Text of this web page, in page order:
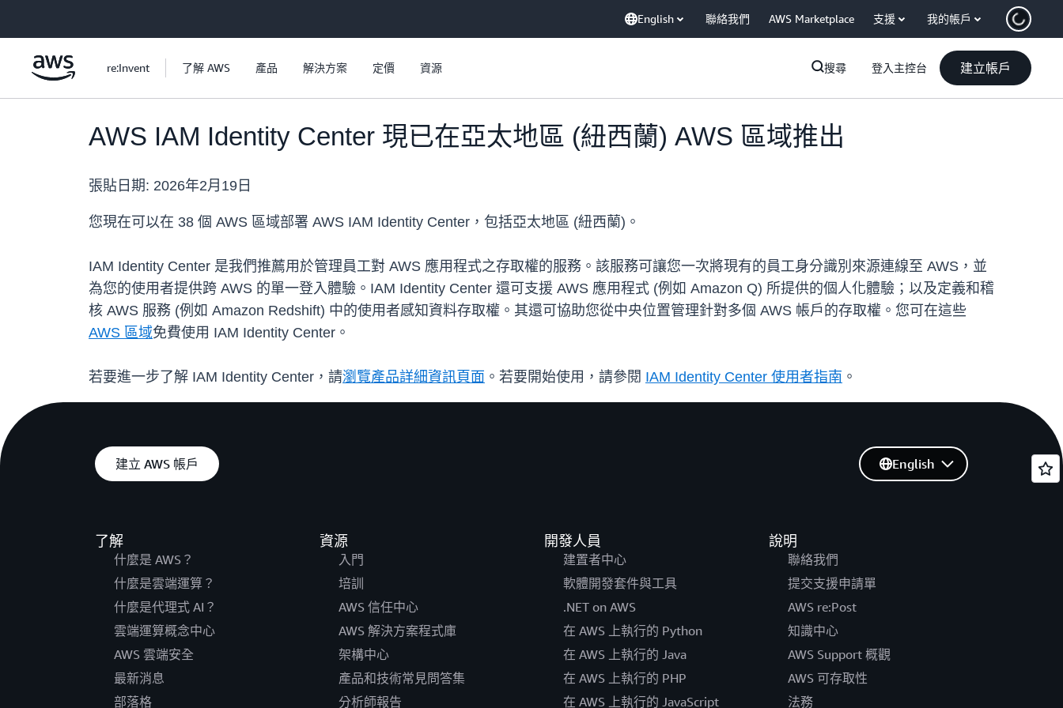
English 聯絡我們 AWS Marketplace 支援 我的帳戶
re:Invent 了解 AWS 產品 解決方案 定價 資源 搜尋 登入主控台 建立帳戶
AWS IAM Identity Center 現已在亞太地區 (紐西蘭) AWS 區域推出
張貼日期: 2026年2月19日
您現在可以在 38 個 AWS 區域部署 AWS IAM Identity Center，包括亞太地區 (紐西蘭)。
IAM Identity Center 是我們推薦用於管理員工對 AWS 應用程式之存取權的服務。該服務可讓您一次將現有的員工身分識別來源連線至 AWS，並
為您的使用者提供跨 AWS 的單一登入體驗。IAM Identity Center 還可支援 AWS 應用程式 (例如 Amazon Q) 所提供的個人化體驗；以及定義和稽
核 AWS 服務 (例如 Amazon Redshift) 中的使用者感知資料存取權。其還可協助您從中央位置管理針對多個 AWS 帳戶的存取權。您可在這些
AWS 區域免費使用 IAM Identity Center。
若要進一步了解 IAM Identity Center，請瀏覽產品詳細資訊頁面 。若要開始使用，請參閱 IAM Identity Center 使用者指南 。
建立 AWS 帳戶
了解
什麼是 AWS？
什麼是雲端運算？
什麼是代理式 AI？
雲端運算概念中心
AWS 雲端安全
最新消息
部落格
資源
入門
培訓
AWS 信任中心
AWS 解決方案程式庫
架構中心
產品和技術常見問答集
分析師報告
開發人員
建置者中心
軟體開發套件與工具
.NET on AWS
在 AWS 上執行的 Python
在 AWS 上執行的 Java
在 AWS 上執行的 PHP
在 AWS 上執行的 JavaScript
說明
聯絡我們
提交支援申請單
AWS re:Post
知識中心
AWS Support 概觀
AWS 可存取性
法務
English